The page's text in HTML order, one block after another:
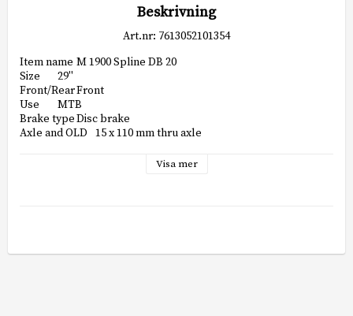
Beskrivning
Art.nr: 7613052101354
Item name	M 1900 Spline DB 20
Size	29''
Front/Rear	Front
Use	MTB
Brake type	Disc brake
Axle and OLD	15 x 110 mm thru axle
Visa mer